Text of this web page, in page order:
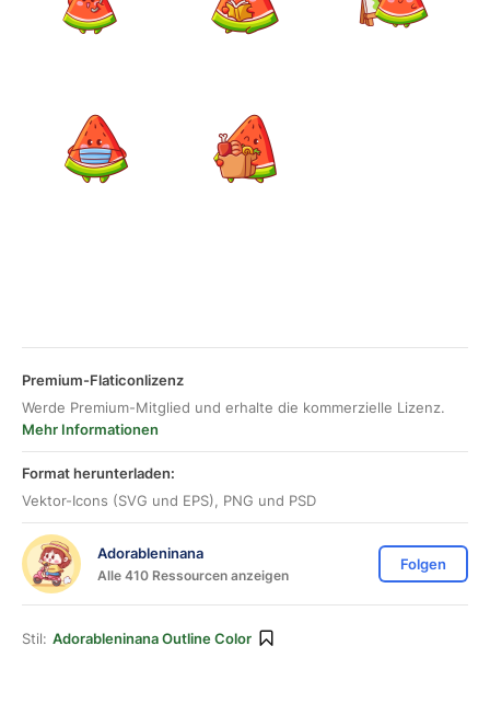
Premium-Flaticonlizenz
Werde Premium-Mitglied und erhalte die kommerzielle Lizenz.
Mehr Informationen
Format herunterladen:
Vektor-Icons (SVG und EPS), PNG und PSD
Adorableninana
Alle 410 Ressourcen anzeigen
Folgen
Stil: Adorableninana Outline Color